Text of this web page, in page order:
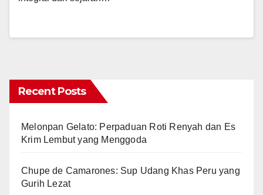
Recent Posts
Melonpan Gelato: Perpaduan Roti Renyah dan Es
Krim Lembut yang Menggoda
Chupe de Camarones: Sup Udang Khas Peru yang
Gurih Lezat